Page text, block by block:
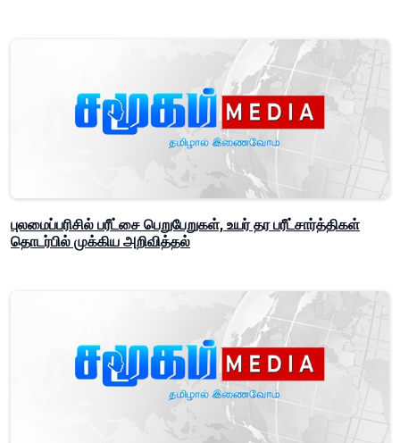
புலமைப்பரிசில் பரீட்சை பெறுபேறுகள், உயர் தர பரீட்சார்த்திகள்
தொடர்பில் முக்கிய அறிவித்தல்